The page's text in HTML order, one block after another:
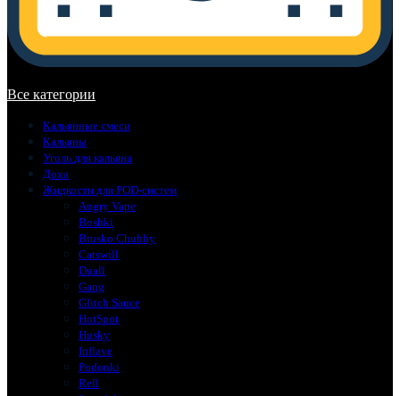
Все категории
Кальянные смеси
Кальяны
Уголь для кальяна
Доха
Жидкости для POD-систем
Angry Vape
Boshki
Brusko Chubby
Catswill
Duall
Gang
Glitch Sauce
HotSpot
Husky
Inflave
Podonki
Rell